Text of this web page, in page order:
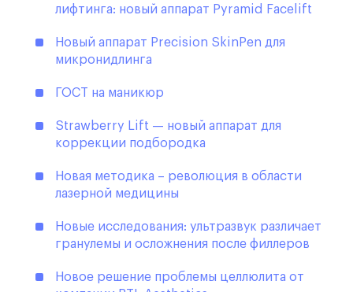
лифтинга: новый аппарат Pyramid Facelift
Новый аппарат Precision SkinPen для
микронидлинга
ГОСТ на маникюр
Strawberry Lift — новый аппарат для
коррекции подбородка
Новая методика – революция в области
лазерной медицины
Новые исследования: ультразвук различает
гранулемы и осложнения после филлеров
Новое решение проблемы целлюлита от